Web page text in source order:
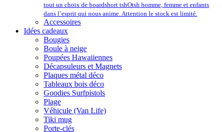
tout un choix de boardshort tshOtsh homme, femme et enfants
dans l’esprit qui nous anime. Attention le stock est limité.
Accessoires
Idées cadeaux
Bougies
Boule à neige
Poupées Hawaiiennes
Décapsuleurs et Magnets
Plaques métal déco
Tableaux bois déco
Goodies Surfpistols
Plage
Véhicule (Van Life)
Tiki mug
Porte-clés